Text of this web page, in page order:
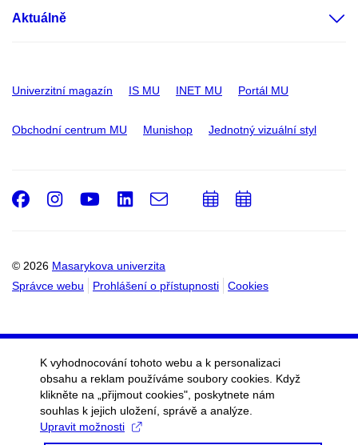
Aktuálně
Univerzitní magazín IS MU INET MU Portál MU
Obchodní centrum MU Munishop Jednotný vizuální styl
© 2026 Masarykova univerzita
Správce webu
Prohlášení o přístupnosti Cookies
Facebook
Instagram
Youtube
LinkedIn
e-
PřidatPřidat
K vyhodnocování tohoto webu a k personalizaci
obsahu a reklam používáme soubory cookies. Když
klikněte na „přijmout cookies", poskytnete nám
souhlas k jejich uložení, správě a analýze.
Upravit možnosti